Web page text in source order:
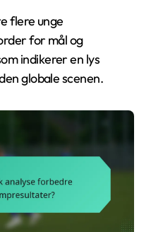
flere unge
for mål og
indikerer en lys
globale scenen.